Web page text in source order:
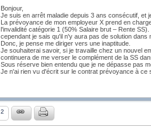
Bonjour,
Je suis en arrêt maladie depuis 3 ans consécutif, et
La prévoyance de mon employeur X prend en
l'invalidité catégorie 1 (50% Salaire brut – Rente
cependant je sais qu'il n'y aura pas de solution
Donc, je pense me diriger vers une inaptitude.
Je souhaiterai savoir, si je travaille chez un nouvel
continuera de me verser le complément de la SS
Sous réserve bien entendu que je ne dépasse pas
Je n'ai rien vu d'écrit sur le contrat prévoyance à ce
2